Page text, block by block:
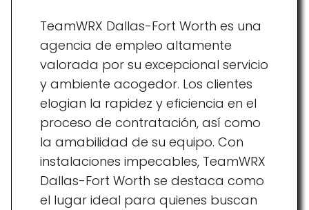
TeamWRX Dallas-Fort Worth es una
agencia de empleo altamente
valorada por su excepcional servicio
y ambiente acogedor. Los clientes
elogian la rapidez y eficiencia en el
proceso de contratación, así como
la amabilidad de su equipo. Con
instalaciones impecables, TeamWRX
Dallas-Fort Worth se destaca como
el lugar ideal para quienes buscan